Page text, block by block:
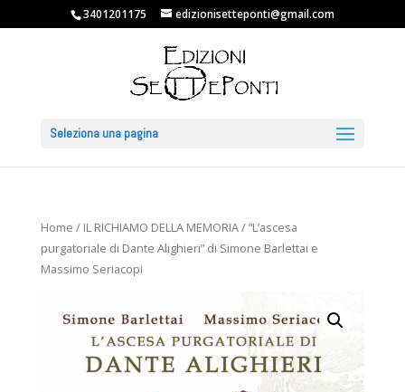
3401201175 edizionisetteponti@gmail.com
Seleziona una pagina
Home / IL RICHIAMO DELLA MEMORIA/ “L’ascesa
purgatoriale di Dante Alighieri” di Simone Barlettai e
Massimo Seriacopi